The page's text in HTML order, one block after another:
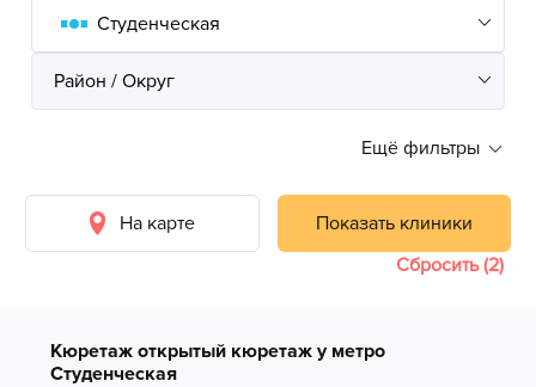
Ещё фильтры
На карте
Показать клиники
Сбросить (2)
Кюретаж открытый кюретаж у метро
Студенческая